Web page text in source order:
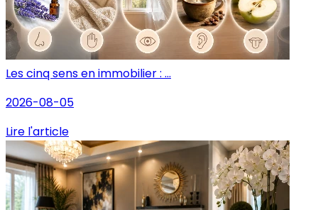
Les cinq sens en immobilier : ...
2026-08-05
Lire l'article